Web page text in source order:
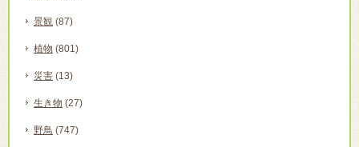
景観 (87)
植物 (801)
災害 (13)
生き物 (27)
野鳥 (747)